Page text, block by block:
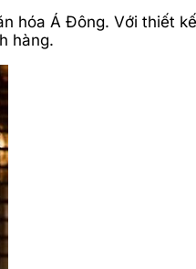
hóa Á Đông. Với thiết
hàng.